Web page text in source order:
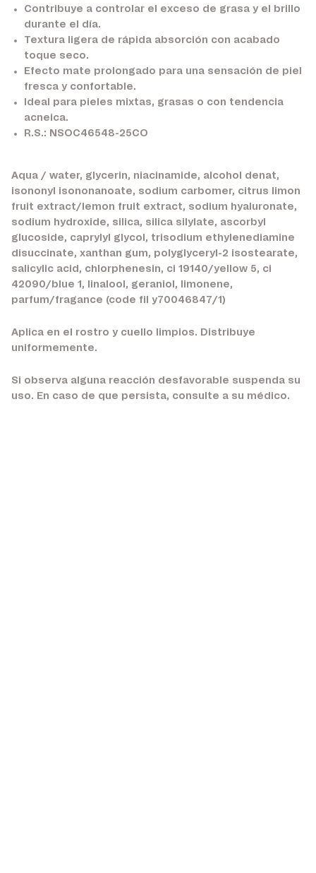
Contribuye a controlar el exceso de grasa y el brillo
durante el día.
Textura ligera de rápida absorción con acabado
toque seco.
Efecto mate prolongado para una sensación de piel
fresca y confortable.
Ideal para pieles mixtas, grasas o con tendencia
acneica.
R.S.: NSOC46548-25CO
Aqua / water, glycerin, niacinamide, alcohol denat,
isononyl isononanoate, sodium carbomer, citrus limon
fruit extract/lemon fruit extract, sodium hyaluronate,
sodium hydroxide, silica, silica silylate, ascorbyl
glucoside, caprylyl glycol, trisodium ethylenediamine
disuccinate, xanthan gum, polyglyceryl-2 isostearate,
salicylic acid, chlorphenesin, ci 19140/yellow 5, ci
42090/blue 1, linalool, geraniol, limonene,
parfum/fragance (code fil y70046847/1)
Aplica en el rostro y cuello limpios. Distribuye
uniformemente.
Si observa alguna reacción desfavorable suspenda su
uso. En caso de que persista, consulte a su médico.